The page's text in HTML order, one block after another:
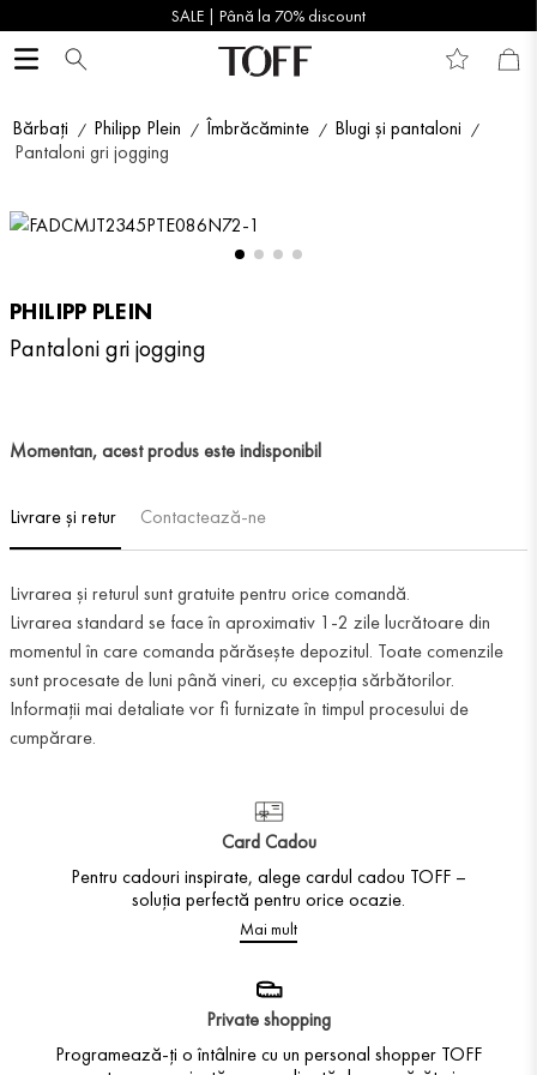
SALE | Până la 70% discount
Bărbați Philipp Plein Îmbrăcăminte
Blugi și pantaloni
Pantaloni gri jogging
PHILIPP PLEIN
Pantaloni gri jogging
Momentan, acest produs este indisponibil
Livrare și retur Contactează-ne
Livrarea și returul sunt gratuite pentru orice comandă.
Livrarea standard se face în aproximativ 1-2 zile lucrătoare din
momentul în care comanda părăsește depozitul. Toate comenzile
sunt procesate de luni până vineri, cu excepția sărbătorilor.
Informații mai detaliate vor fi furnizate în timpul procesului de
cumpărare.
Card Cadou
Pentru cadouri inspirate, alege cardul cadou TOFF –
soluția perfectă pentru orice ocazie.
Mai mult
Private shopping
Programează-ți o întâlnire cu un personal shopper TOFF